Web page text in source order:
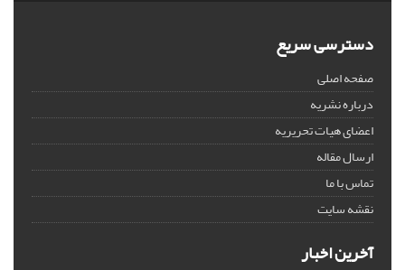
دسترسی سریع
صفحه اصلی
درباره نشریه
اعضای هیات تحریریه
ارسال مقاله
تماس با ما
نقشه سایت
آخرین اخبار